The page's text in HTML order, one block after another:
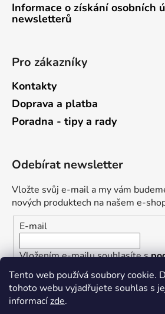
Tento web používá soubory cookie.
tohoto webu vyjadřujete souhlas s
informacízde.
Informace o získání osobních
newsletterů
Pro zákazníky
Kontakty
Doprava a platba
Poradna - tipy a rady
Odebírat newsletter
Vložte svůj e-mail a my vám
nových produktech na našem e-
E-mail
Vložením e-mailu souhlasíte s
osobních údajů
PŘIHLÁSIT SE